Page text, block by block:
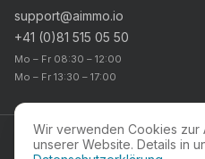
support@aimmo.io
+41 (0)81 515 05 50
Mo – Fr 08:30 – 12:00
Mo – Fr 13:30 – 17:00
PARTNERSCHAFT MIT
Wir verwenden Cookies zur
unserer Website. Details in